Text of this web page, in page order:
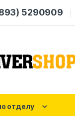
5290909
отделу